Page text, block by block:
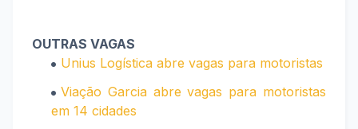
OUTRAS VAGAS
Unius Logística abre vagas para motoristas
Viação Garcia abre vagas para motoristas
em 14 cidades